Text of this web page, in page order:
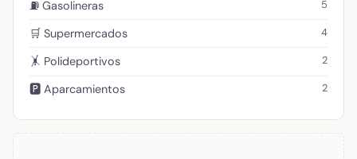
⛽ Gasolineras 5
🛒 Supermercados 4
🤸 Polideportivos 2
🅿️ Aparcamientos 2